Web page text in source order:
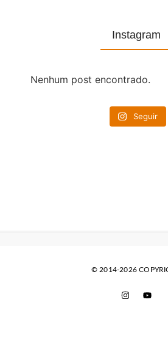
Instagram
Nenhum post encontrado.
Seguir
© 2014-2026